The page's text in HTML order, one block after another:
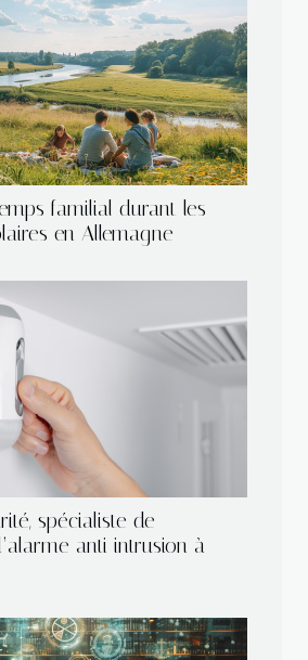
familial durant les
en Allemagne
spécialiste de
anti intrusion à